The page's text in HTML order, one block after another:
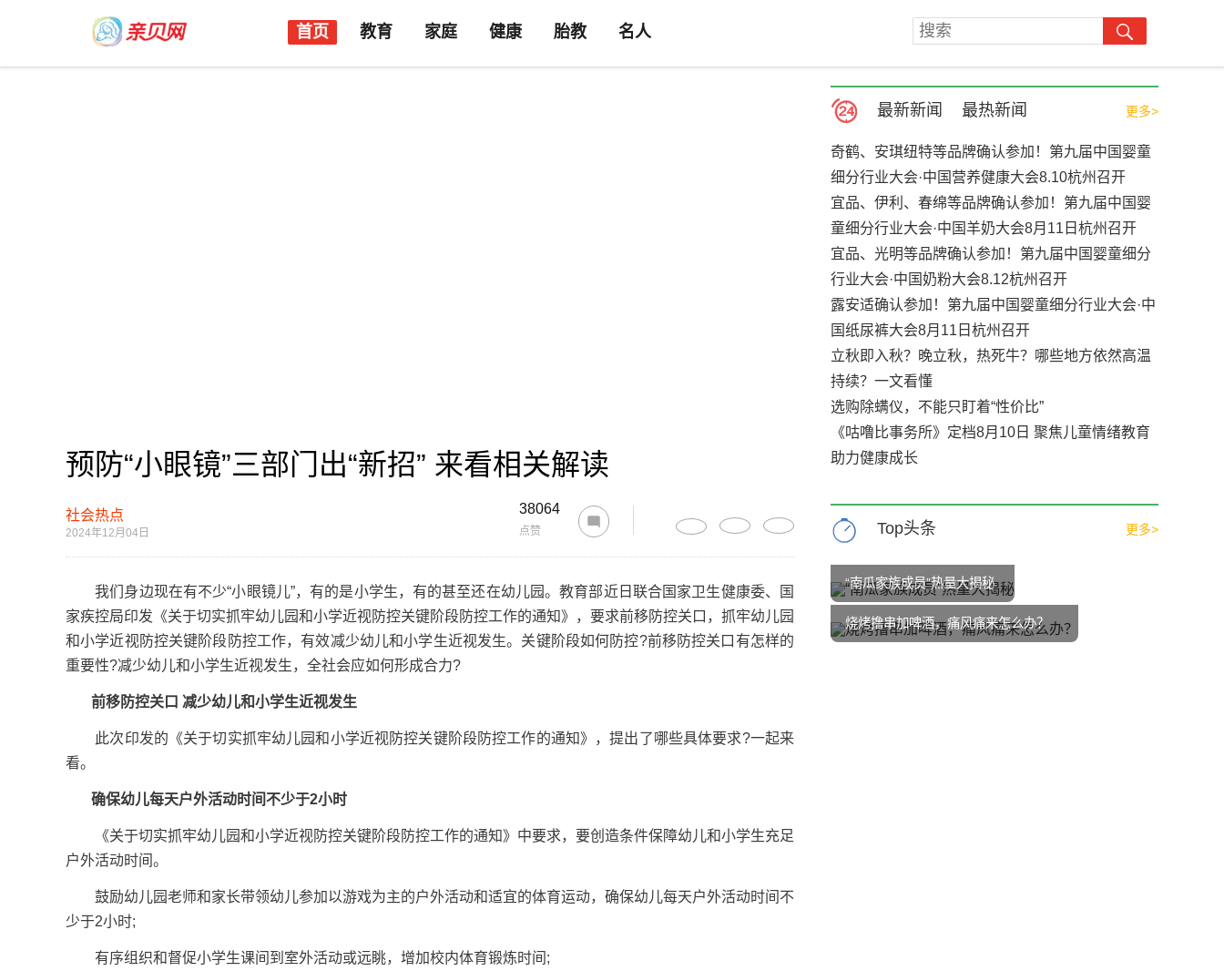
首页 教育 家庭 健康 胎教 名人
预防“小眼镜”三部门出“新招” 来看相关解读
社会热点
2024年12月04日
38064
点赞
我们身边现在有不少“小眼镜儿”，有的是小学生，有的甚至还在幼儿园。教育部近日联合国家卫生健康委、国
家疾控局印发《关于切实抓牢幼儿园和小学近视防控关键阶段防控工作的通知》，要求前移防控关口，抓牢幼儿园
和小学近视防控关键阶段防控工作，有效减少幼儿和小学生近视发生。关键阶段如何防控?前移防控关口有怎样的
重要性?减少幼儿和小学生近视发生，全社会应如何形成合力?
前移防控关口 减少幼儿和小学生近视发生
此次印发的《关于切实抓牢幼儿园和小学近视防控关键阶段防控工作的通知》，提出了哪些具体要求?一起来
看。
确保幼儿每天户外活动时间不少于2小时
《关于切实抓牢幼儿园和小学近视防控关键阶段防控工作的通知》中要求，要创造条件保障幼儿和小学生充足
户外活动时间。
鼓励幼儿园老师和家长带领幼儿参加以游戏为主的户外活动和适宜的体育运动，确保幼儿每天户外活动时间不
少于2小时;
有序组织和督促小学生课间到室外活动或远眺，增加校内体育锻炼时间;
最新新闻 最热新闻 更多>
奇鹤、安琪纽特等品牌确认参加！第九届中国婴童
细分行业大会·中国营养健康大会8.10杭州召开
宜品、伊利、春绵等品牌确认参加！第九届中国婴
童细分行业大会·中国羊奶大会8月11日杭州召开
宜品、光明等品牌确认参加！第九届中国婴童细分
行业大会·中国奶粉大会8.12杭州召开
露安适确认参加！第九届中国婴童细分行业大会·中
国纸尿裤大会8月11日杭州召开
立秋即入秋？晚立秋，热死牛？哪些地方依然高温
持续？一文看懂
选购除螨仪，不能只盯着“性价比”
《咕噜比事务所》定档8月10日 聚焦儿童情绪教育
助力健康成长
Top头条 更多>
“南瓜家族成员”热量大揭秘
烧烤撸串加啤酒，痛风痛来怎么办？